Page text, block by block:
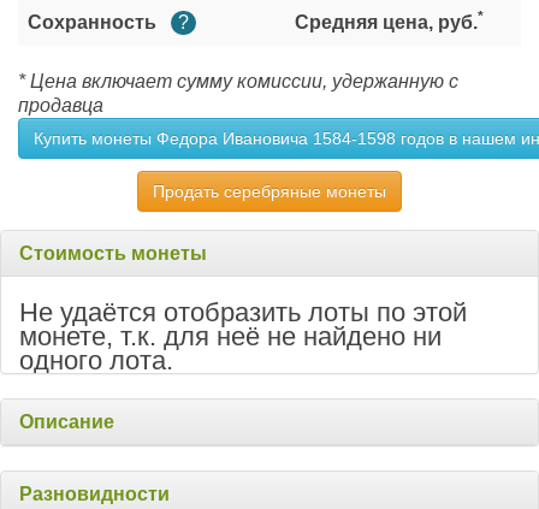
Сохранность ? Средняя цена, руб.*
* Цена включает сумму комиссии, удержанную с
продавца
Купить монеты Федора Ивановича 1584-1598 годов в нашем
Продать серебряные монеты
Стоимость монеты
Не удаётся отобразить лоты по этой
монете, т.к. для неё не найдено ни
одного лота.
Описание
Разновидности